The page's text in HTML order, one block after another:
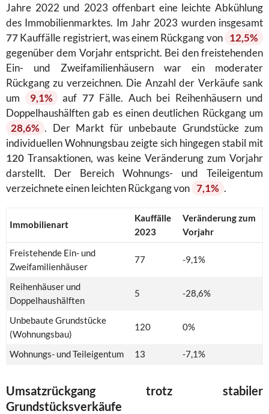
Jahre 2022 und 2023 offenbart eine leichte Abkühlung
des Immobilienmarktes. Im Jahr 2023 wurden insgesamt
77Kauffälle registriert, was einem Rückgang von 12,5%
gegenüber dem Vorjahr entspricht. Bei den freistehenden
Ein- und Zweifamilienhäusern war ein moderater
Rückgang zu verzeichnen. Die Anzahl der Verkäufe sank
um
9,1% auf 77Fälle. Auch bei Reihenhäusern und
Doppelhaushälften gab es einen deutlichen Rückgang um
28,6% . Der Markt für unbebaute Grundstücke zum
individuellen Wohnungsbau zeigte sich hingegen stabil mit
120 Transaktionen, was keine Veränderung zum Vorjahr
darstellt. Der Bereich Wohnungs- und Teileigentum
verzeichnete einen leichten Rückgang von 7,1% .
Immobilienart
Kauffälle
2023
Veränderung zum
Vorjahr
Freistehende Ein- und
Zweifamilienhäuser
77 -9,1%
Reihenhäuser und
Doppelhaushälften
5 -28,6%
Unbebaute Grundstücke
(Wohnungsbau)
120 0%
Wohnungs- und Teileigentum 13 -7,1%
Umsatzrückgang trotz stabiler
Grundstücksverkäufe